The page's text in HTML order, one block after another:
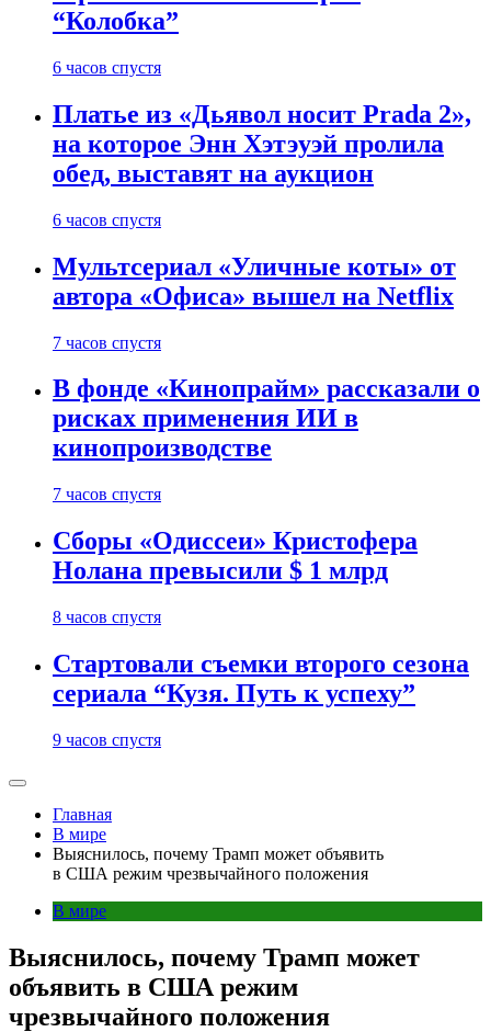
“Колобка”
6 часов спустя
Платье из «Дьявол носит Prada 2»,
на которое Энн Хэтэуэй пролила
обед, выставят на аукцион
6 часов спустя
Мультсериал «Уличные коты» от
автора «Офиса» вышел на Netflix
7 часов спустя
В фонде «Кинопрайм» рассказали о
рисках применения ИИ в
кинопроизводстве
7 часов спустя
Сборы «Одиссеи» Кристофера
Нолана превысили $ 1 млрд
8 часов спустя
Стартовали съемки второго сезона
сериала “Кузя. Путь к успеху”
9 часов спустя
Главная
В мире
Выяснилось, почему Трамп может объявить
в США режим чрезвычайного положения
В мире
Выяснилось, почему Трамп может
объявить в США режим
чрезвычайного положения